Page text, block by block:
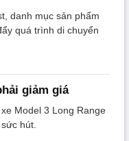
danh mục sản phẩm
quá trình di chuyển
giảm giá
Model 3 Long Range
hút.